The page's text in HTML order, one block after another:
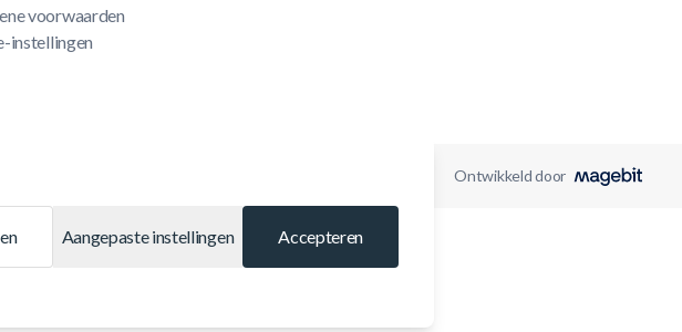
Aangepaste instellingen Accepteren
voorwaarden
instellingen
Ontwikkeld door